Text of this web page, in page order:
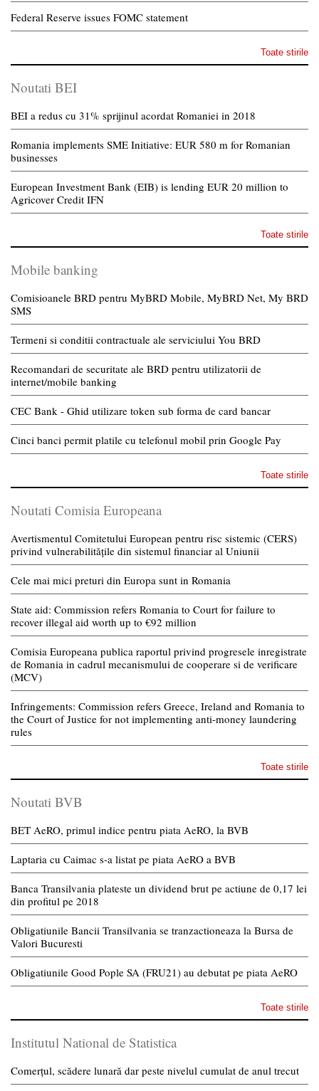
Federal Reserve issues FOMC statement
Toate stirile
Noutati BEI
BEI a redus cu 31% sprijinul acordat Romaniei in 2018
Romania implements SME Initiative: EUR 580 m for Romanian
businesses
European Investment Bank (EIB) is lending EUR 20 million to
Agricover Credit IFN
Toate stirile
Mobile banking
Comisioanele BRD pentru MyBRD Mobile, MyBRD Net, My BRD
SMS
Termeni si conditii contractuale ale serviciului You BRD
Recomandari de securitate ale BRD pentru utilizatorii de
internet/mobile banking
CEC Bank - Ghid utilizare token sub forma de card bancar
Cinci banci permit platile cu telefonul mobil prin Google Pay
Toate stirile
Noutati Comisia Europeana
Avertismentul Comitetului European pentru risc sistemic (CERS)
privind vulnerabilitățile din sistemul financiar al Uniunii
Cele mai mici preturi din Europa sunt in Romania
State aid: Commission refers Romania to Court for failure to
recover illegal aid worth up to €92 million
Comisia Europeana publica raportul privind progresele inregistrate
de Romania in cadrul mecanismului de cooperare si de verificare
(MCV)
Infringements: Commission refers Greece, Ireland and Romania to
the Court of Justice for not implementing anti-money laundering
rules
Toate stirile
Noutati BVB
BET AeRO, primul indice pentru piata AeRO, la BVB
Laptaria cu Caimac s-a listat pe piata AeRO a BVB
Banca Transilvania plateste un dividend brut pe actiune de 0,17 lei
din profitul pe 2018
Obligatiunile Bancii Transilvania se tranzactioneaza la Bursa de
Valori Bucuresti
Obligatiunile Good Pople SA (FRU21) au debutat pe piata AeRO
Toate stirile
Institutul National de Statistica
Comerțul, scădere lunară dar peste nivelul cumulat de anul trecut